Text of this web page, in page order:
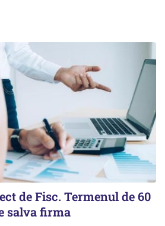
de Fisc. Termenul de 60
salva firma